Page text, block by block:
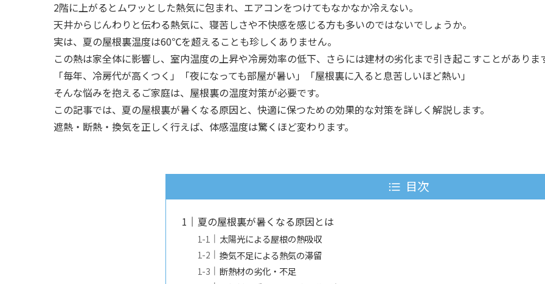
2階に上がるとムワッとした熱気に包まれ、エアコンをつけてもなかなか冷えない。
天井からじんわりと伝わる熱気に、寝苦しさや不快感を感じる方も多いのではないでしょうか。
実は、夏の屋根裏温度は60℃を超えることも珍しくありません。
この熱は家全体に影響し、室内温度の上昇や冷房効率の低下、さらには建材の劣化まで引き起こすことがありま
「毎年、冷房代が高くつく」「夜になっても部屋が暑い」「屋根裏に入ると息苦しいほど熱い」
そんな悩みを抱えるご家庭は、屋根裏の温度対策が必要です。
この記事では、夏の屋根裏が暑くなる原因と、快適に保つための効果的な対策を詳しく解説します。
遮熱・断熱・換気を正しく行えば、体感温度は驚くほど変わります。
目次
夏の屋根裏が暑くなる原因とは
太陽光による屋根の熱吸収
換気不足による熱気の滞留
断熱材の劣化・不足